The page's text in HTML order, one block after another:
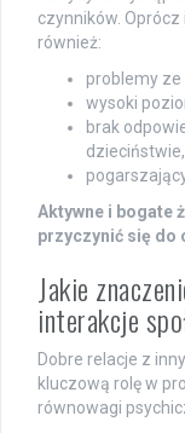
czynników.
również:
problemy ze
wysoki
brak
dzieciństwie,
Aktywne i bogate
przyczynić się do
Jakie
interakcje
Dobre relacje z
kluczową rolę w
równowagi